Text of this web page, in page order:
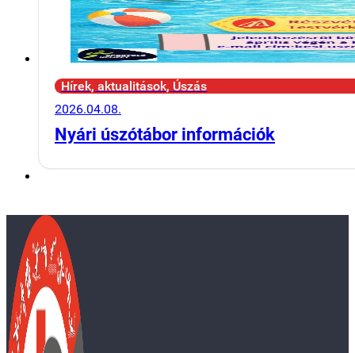
Hírek, aktualitások, Úszás
2026.04.08.
Nyári úszótábor információk